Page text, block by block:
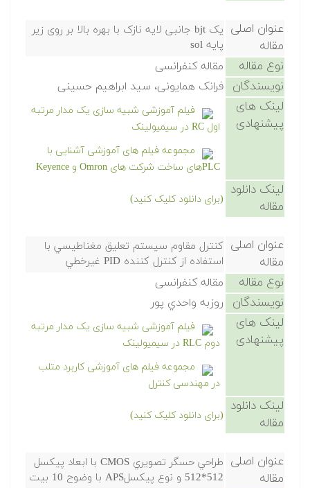
عنوان اصلی
مقاله
یک bjt جانبی لایه نازک با بهره بالا بر روی زیر
پایه sol
نوع مقاله مقاله کنفرانسی
نویسندگان فرانک همایونی، سید ابراهیم حسینی
لینک های
پیشنهادی
فیلم آموزشی شبیه سازی یک مدار مرتبه
اول RC در سیمیولینک
مجموعه فیلم های آموزشی آشنایی با
PLCهای ساخت شرکت های Omron و Keyence
لینک دانلود
مقاله
(برای دانلود کلیک کنید)
عنوان اصلی
مقاله
كنترل مقاوم سيستم تعليق مغناطيسي با
استفاده از كنترل كننده PID غيرخطي
نوع مقاله مقاله کنفرانسی
نویسندگان روزبه واحدي پور
لینک های
پیشنهادی
فیلم آموزشی شبیه سازی یک مدار مرتبه
دوم RLC در سیمیولینک
مجموعه فیلم های آموزشی کاربرد متلب
در مهندسی کنترل
لینک دانلود
مقاله
(برای دانلود کلیک کنید)
عنوان اصلی
مقاله
طراحي حسگر تصويري CMOS با ابعاد پيكسل
512*512 و نوع پيكسلAPS با وضوح 10 بيت